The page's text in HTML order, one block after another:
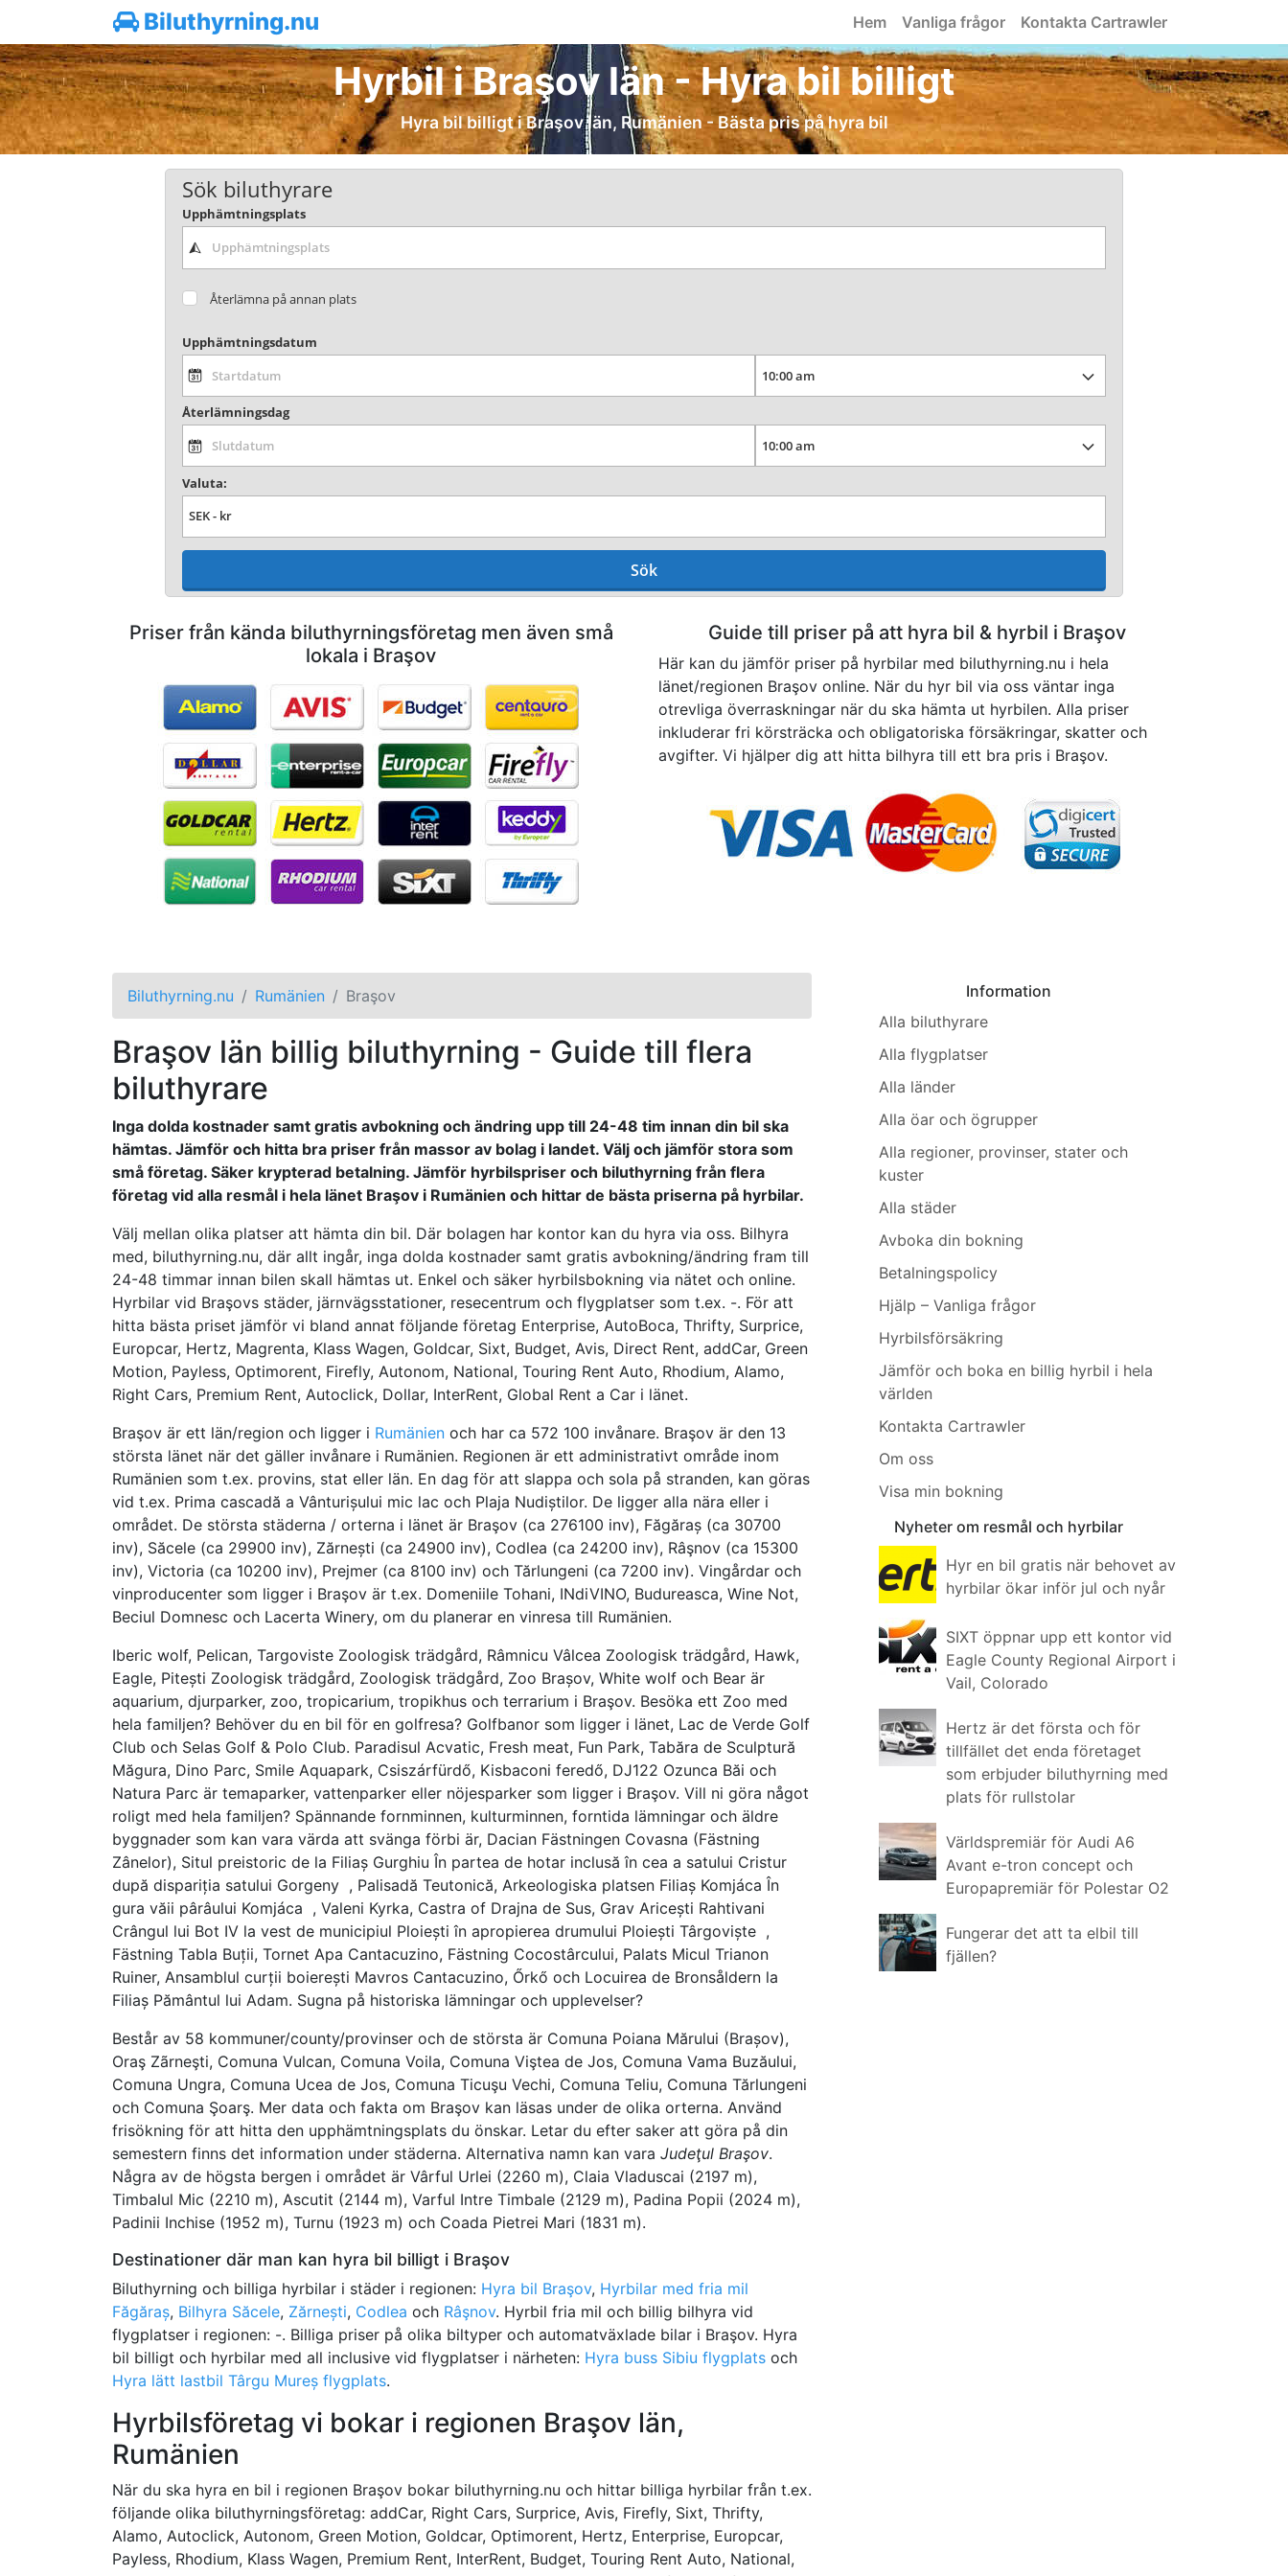
Biluthyrning.nu Hem Vanliga frågor Kontakta Cartrawler
Hyrbil i Braşov län - Hyra bil billigt
Hyra bil billigt i Braşov län, Rumänien - Bästa pris på hyra bil
Sök biluthyrare
Upphämtningsplats
Återlämna på annan plats
Upphämtningsdatum
Återlämningsdag
Valuta:
Sök
Priser från kända biluthyrningsföretag men även små
lokala i Braşov
Guide till priser på att hyra bil & hyrbil i Braşov
Här kan du jämför priser på hyrbilar med biluthyrning.nu i hela
länet/regionen Braşov online. När du hyr bil via oss väntar inga
otrevliga överraskningar när du ska hämta ut hyrbilen. Alla priser
inkluderar fri körsträcka och obligatoriska försäkringar, skatter och
avgifter. Vi hjälper dig att hitta bilhyra till ett bra pris i Braşov.
Biluthyrning.nu Rumänien Braşov
Braşov län billig biluthyrning - Guide till flera
biluthyrare
Inga dolda kostnader samt gratis avbokning och ändring upp till 24-48 tim innan din bil ska
hämtas. Jämför och hitta bra priser från massor av bolag i landet. Välj och jämför stora som
små företag. Säker krypterad betalning. Jämför hyrbilspriser och biluthyrning från flera
företag vid alla resmål i hela länet Braşov i Rumänien och hittar de bästa priserna på hyrbilar.
Välj mellan olika platser att hämta din bil. Där bolagen har kontor kan du hyra via oss. Bilhyra
med, biluthyrning.nu, där allt ingår, inga dolda kostnader samt gratis avbokning/ändring fram till
24-48 timmar innan bilen skall hämtas ut. Enkel och säker hyrbilsbokning via nätet och online.
Hyrbilar vid Braşovs städer, järnvägsstationer, resecentrum och flygplatser som t.ex. -. För att
hitta bästa priset jämför vi bland annat följande företag Enterprise, AutoBoca, Thrifty, Surprice,
Europcar, Hertz, Magrenta, Klass Wagen, Goldcar, Sixt, Budget, Avis, Direct Rent, addCar, Green
Motion, Payless, Optimorent, Firefly, Autonom, National, Touring Rent Auto, Rhodium, Alamo,
Right Cars, Premium Rent, Autoclick, Dollar, InterRent, Global Rent a Car i länet.
Braşov är ett län/region och ligger i Rumänien och har ca 572 100 invånare. Braşov är den 13
största länet när det gäller invånare i Rumänien. Regionen är ett administrativt område inom
Rumänien som t.ex. provins, stat eller län. En dag för att slappa och sola på stranden, kan göras
vid t.ex. Prima cascadă a Vânturișului mic lac och Plaja Nudiștilor. De ligger alla nära eller i
området. De största städerna / orterna i länet är Braşov (ca 276100 inv), Făgăraș (ca 30700
inv), Săcele (ca 29900 inv), Zărnești (ca 24900 inv), Codlea (ca 24200 inv), Râşnov (ca 15300
inv), Victoria (ca 10200 inv), Prejmer (ca 8100 inv) och Tărlungeni (ca 7200 inv). Vingårdar och
vinproducenter som ligger i Braşov är t.ex. Domeniile Tohani, INdiVINO, Budureasca, Wine Not,
Beciul Domnesc och Lacerta Winery, om du planerar en vinresa till Rumänien.
Iberic wolf, Pelican, Targoviste Zoologisk trädgård, Râmnicu Vâlcea Zoologisk trädgård, Hawk,
Eagle, Pitești Zoologisk trädgård, Zoologisk trädgård, Zoo Brașov, White wolf och Bear är
aquarium, djurparker, zoo, tropicarium, tropikhus och terrarium i Braşov. Besöka ett Zoo med
hela familjen? Behöver du en bil för en golfresa? Golfbanor som ligger i länet, Lac de Verde Golf
Club och Selas Golf & Polo Club. Paradisul Acvatic, Fresh meat, Fun Park, Tabăra de Sculptură
Măgura, Dino Parc, Smile Aquapark, Csiszárfürdő, Kisbaconi feredő, DJ122 Ozunca Băi och
Natura Parc är temaparker, vattenparker eller nöjesparker som ligger i Braşov. Vill ni göra något
roligt med hela familjen? Spännande fornminnen, kulturminnen, forntida lämningar och äldre
byggnader som kan vara värda att svänga förbi är, Dacian Fästningen Covasna (Fästning
Zânelor), Situl preistoric de la Filiaș Gurghiu În partea de hotar inclusă în cea a satului Cristur
după dispariția satului Gorgeny , Palisadă Teutonică, Arkeologiska platsen Filiaș Komjáca În
gura văii pârâului Komjáca , Valeni Kyrka, Castra of Drajna de Sus, Grav Aricești Rahtivani
Crângul lui Bot IV la vest de municipiul Ploiești în apropierea drumului Ploiești Târgoviște ,
Fästning Tabla Buții, Tornet Apa Cantacuzino, Fästning Cocostârcului, Palats Micul Trianon
Ruiner, Ansamblul curții boierești Mavros Cantacuzino, Őrkő och Locuirea de Bronsåldern la
Filiaș Pământul lui Adam. Sugna på historiska lämningar och upplevelser?
Består av 58 kommuner/county/provinser och de största är Comuna Poiana Mărului (Brașov),
Oraş Zãrneşti, Comuna Vulcan, Comuna Voila, Comuna Viştea de Jos, Comuna Vama Buzăului,
Comuna Ungra, Comuna Ucea de Jos, Comuna Ticuşu Vechi, Comuna Teliu, Comuna Tărlungeni
och Comuna Şoarş. Mer data och fakta om Braşov kan läsas under de olika orterna. Använd
frisökning för att hitta den upphämtningsplats du önskar. Letar du efter saker att göra på din
semestern finns det information under städerna. Alternativa namn kan vara Judeţul Braşov.
Några av de högsta bergen i området är Vârful Urlei (2260 m), Claia Vladuscai (2197 m),
Timbalul Mic (2210 m), Ascutit (2144 m), Varful Intre Timbale (2129 m), Padina Popii (2024 m),
Padinii Inchise (1952 m), Turnu (1923 m) och Coada Pietrei Mari (1831 m).
Destinationer där man kan hyra bil billigt i Braşov
Biluthyrning och billiga hyrbilar i städer i regionen: Hyra bil Braşov, Hyrbilar med fria mil
Făgăraș, Bilhyra Săcele, Zărnești, Codlea och Râşnov. Hyrbil fria mil och billig bilhyra vid
flygplatser i regionen: -. Billiga priser på olika biltyper och automatväxlade bilar i Braşov. Hyra
bil billigt och hyrbilar med all inclusive vid flygplatser i närheten: Hyra buss Sibiu flygplats och
Hyra lätt lastbil Târgu Mureș flygplats.
Hyrbilsföretag vi bokar i regionen Braşov län,
Rumänien
När du ska hyra en bil i regionen Braşov bokar biluthyrning.nu och hittar billiga hyrbilar från t.ex.
följande olika biluthyrningsföretag: addCar, Right Cars, Surprice, Avis, Firefly, Sixt, Thrifty,
Alamo, Autoclick, Autonom, Green Motion, Goldcar, Optimorent, Hertz, Enterprise, Europcar,
Payless, Rhodium, Klass Wagen, Premium Rent, InterRent, Budget, Touring Rent Auto, National,
Information
Alla biluthyrare
Alla flygplatser
Alla länder
Alla öar och ögrupper
Alla regioner, provinser, stater och
kuster
Alla städer
Avboka din bokning
Betalningspolicy
Hjälp – Vanliga frågor
Hyrbilsförsäkring
Jämför och boka en billig hyrbil i hela
världen
Kontakta Cartrawler
Om oss
Visa min bokning
Nyheter om resmål och hyrbilar
Hyr en bil gratis när behovet av
hyrbilar ökar inför jul och nyår
SIXT öppnar upp ett kontor vid
Eagle County Regional Airport i
Vail, Colorado
Hertz är det första och för
tillfället det enda företaget
som erbjuder biluthyrning med
plats för rullstolar
Världspremiär för Audi A6
Avant e-tron concept och
Europapremiär för Polestar O2
Fungerar det att ta elbil till
fjällen?